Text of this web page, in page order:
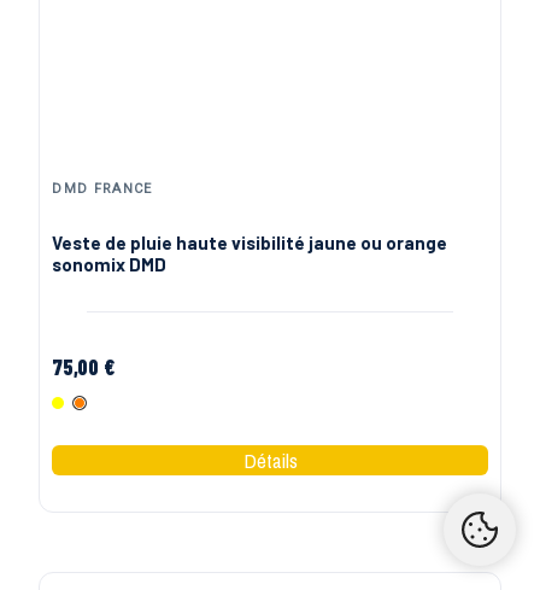
DMD FRANCE
Veste de pluie haute visibilité jaune ou orange
sonomix DMD
75,00 €
Jaune Fluo
Orange Fluo